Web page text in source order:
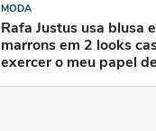
MODA
Rafa Justus usa blusa
marrons em 2 looks
exercer o meu papel